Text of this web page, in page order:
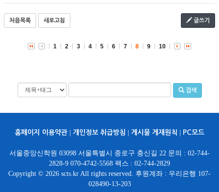
처음목록 새로고침 글쓰기
1 2 3 4 5 6 7 8 9 10
검색
홈페이지 이용약관 개인정보 취급방침 게시물 게재원칙 PC모드
서울중앙신학원 03098 서울특별시 종로구 충신길 22 문의 : 02-744-
2828-9 070-4742-5568 팩스 : 02-744-2829
Copyright © 2026 scts.kr All rights reserved. 후원계좌 : 우리은행 107-
028490-13-203